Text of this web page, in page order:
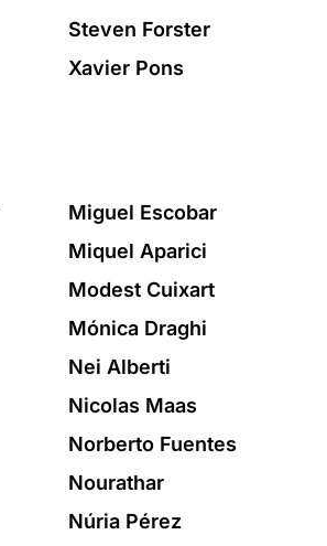
Steven Forster
Xavier Pons
Miguel Escobar
Miquel Aparici
Modest Cuixart
Mónica Draghi
Nei Alberti
Nicolas Maas
Norberto Fuentes
Nourathar
Núria Pérez